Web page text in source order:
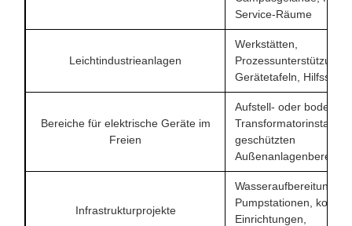
Service-Räume
Leichtindustrieanlagen
Werkstätten,
Gerätetafeln,
Bereiche für elektrische Geräte im
Freien
Aufstell- oder
geschützten
Infrastrukturprojekte
Pumpstationen,
Einrichtungen,